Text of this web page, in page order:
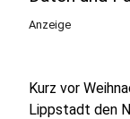
Anzeige
Kurz vor
Lippstadt den